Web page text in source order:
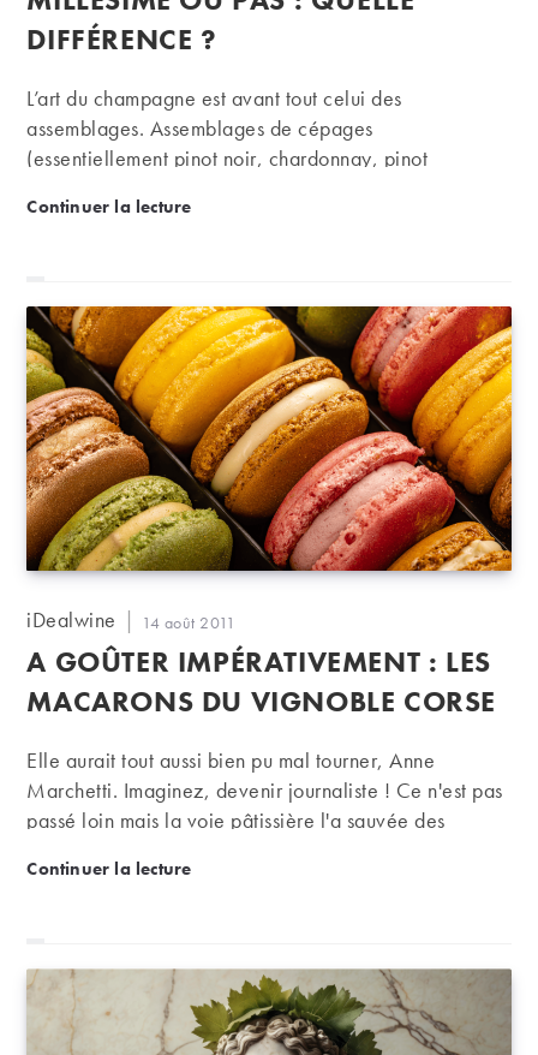
DIFFÉRENCE ?
L’art du champagne est avant tout celui des
assemblages. Assemblages de cépages
(essentiellement pinot noir, chardonnay, pinot
millésimes. C’est cette dernière caractéristique qui
Continuer la lectureLe saviez-vous : Champagne millésimé ou pas :
Auteur/autrice
la
publication :
iDealwine
Publication
publiée :
14 août 2011
A GOÛTER IMPÉRATIVEMENT : LES
MACARONS DU VIGNOBLE CORSE
Elle aurait tout aussi bien pu mal tourner, Anne
Marchetti. Imaginez, devenir journaliste ! Ce n'est pas
passé loin mais la voie pâtissière l'a sauvée des
Continuer la lectureA goûter impérativement : les macarons du